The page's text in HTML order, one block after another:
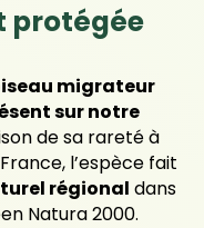
protégée
migrateur
sur notre
de sa rareté à
l’espèce fait
régional dans
Natura 2000.